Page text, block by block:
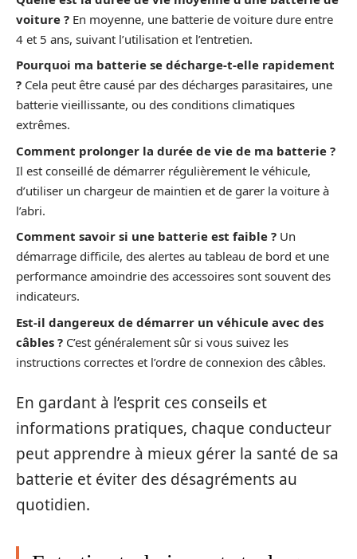
voiture ? En moyenne, une batterie de voiture dure entre
4 et 5 ans, suivant l’utilisation et l’entretien.
Pourquoi ma batterie se décharge-t-elle rapidement
? Cela peut être causé par des décharges parasitaires, une
batterie vieillissante, ou des conditions climatiques
extrêmes.
Comment prolonger la durée de vie de ma batterie ?
Il est conseillé de démarrer régulièrement le véhicule,
d’utiliser un chargeur de maintien et de garer la voiture à
l’abri.
Comment savoir si une batterie est faible ? Un
démarrage difficile, des alertes au tableau de bord et une
performance amoindrie des accessoires sont souvent des
indicateurs.
Est-il dangereux de démarrer un véhicule avec des
câbles ? C’est généralement sûr si vous suivez les
instructions correctes et l’ordre de connexion des câbles.
En gardant à l’esprit ces conseils et
informations pratiques, chaque conducteur
peut apprendre à mieux gérer la santé de sa
batterie et éviter des désagréments au
quotidien.